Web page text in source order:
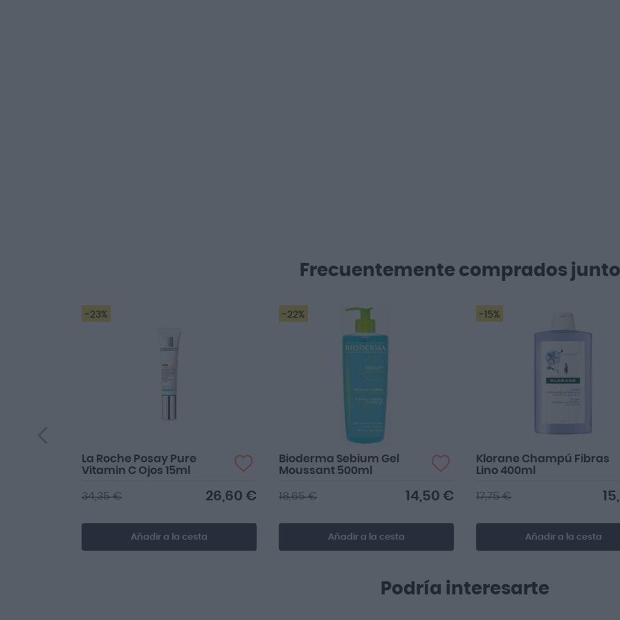
Frecuentemente comprados
-23%
La Roche Posay Pure
Vitamin C Ojos 15ml
26,60 €
34,35 €
Añadir a la cesta
-22%
Bioderma Sebium Gel
Moussant 500ml
14,50 €
18,65 €
Añadir a la cesta
-15%
Klorane Champú Fibras
Lino 400ml
17,75 €
Añadir a la cesta
Podría interesarte